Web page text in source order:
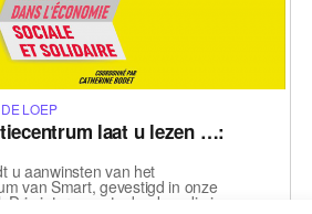
LOEP
laat u lezen …:
u aanwinsten van het
van Smart, gevestigd in onze
Drie interessante boeken die in